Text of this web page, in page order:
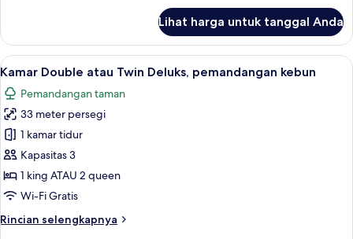
kolam
renang
Suite
Keluarga,
2
tidur,
akses
ke
kolam
renang
Lihat harga untuk tanggal Anda
Lihat
semua
foto
untuk
Kamar
Double
atau
Twin
pemandangan
Kamar Double atau Twin Deluks,
5
Kamar Double atau Twin Deluks, pemandangan kebun
Pemandangan taman
33 meter persegi
1 kamar tidur
Kapasitas 3
1 king ATAU 2 queen
Wi-Fi Gratis
Rincian selengkapnya
Rincian